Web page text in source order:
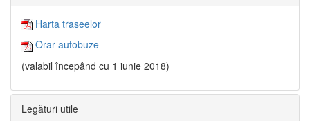
Harta traseelor
Orar autobuze
(valabil începând cu 1 iunie 2018)
Legături utile